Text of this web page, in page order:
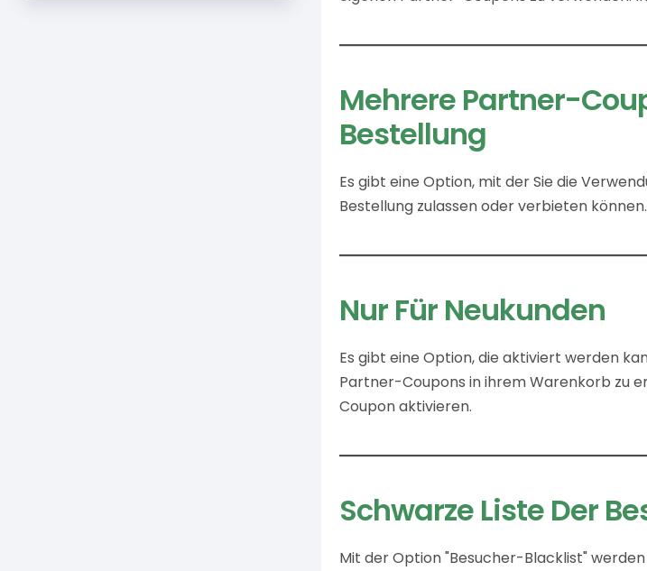
Mehrere Partner-
Bestellung
Es gibt eine Option, mit der Sie die
Bestellung zulassen oder verbieten
Nur Für Neukunden
Es gibt eine Option, die aktiviert werden
Partner-Coupons in ihrem Warenkorb zu
Coupon aktivieren.
Schwarze Liste Der
Mit der Option "Besucher-Blacklist"